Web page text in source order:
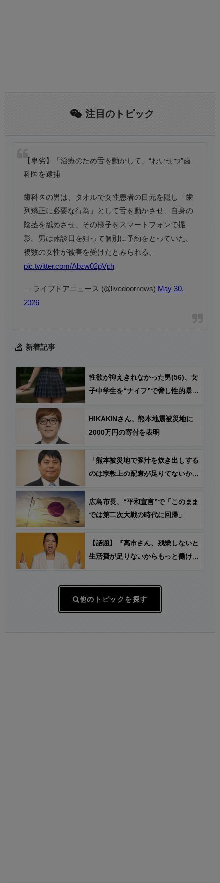
注目のトピック
【卑劣】「治療のため舌を動かして」“わいせつ”歯
科医を逮捕
歯科医の男は、タオルで女性患者の目元を隠し「歯
列矯正に必要な行為」として舌を動かさせ、自身の
陰茎を舐めさせ、その様子をスマートフォンで撮
影。男は休診日を狙って個別に予約をとっていた。
複数の女性が被害を受けたとみられる。
pic.twitter.com/Abzw02pVph
— ライブドアニュース (@livedoornews) May 30,
2026
新着記事
性欲が抑えきれなかった男(56)、女
子中学生を“ナイフ”で脅し性的暴行
HIKAKINさん、熊本地震被災地に
2000万円の寄付を表明
「熊本被災地で豚汁を炊き出しする
のは宗教上の配慮が足りてないから
言っているの？明日も豚肉たっぷり
栄養満点の豚汁をお配りします」
広島市長、“平和宣言”で「このまま
では第二次大戦の時代に回帰」
【話題】『高市さん、残業しないと
生活費が足りないからもっと働ける
他のトピックを探す